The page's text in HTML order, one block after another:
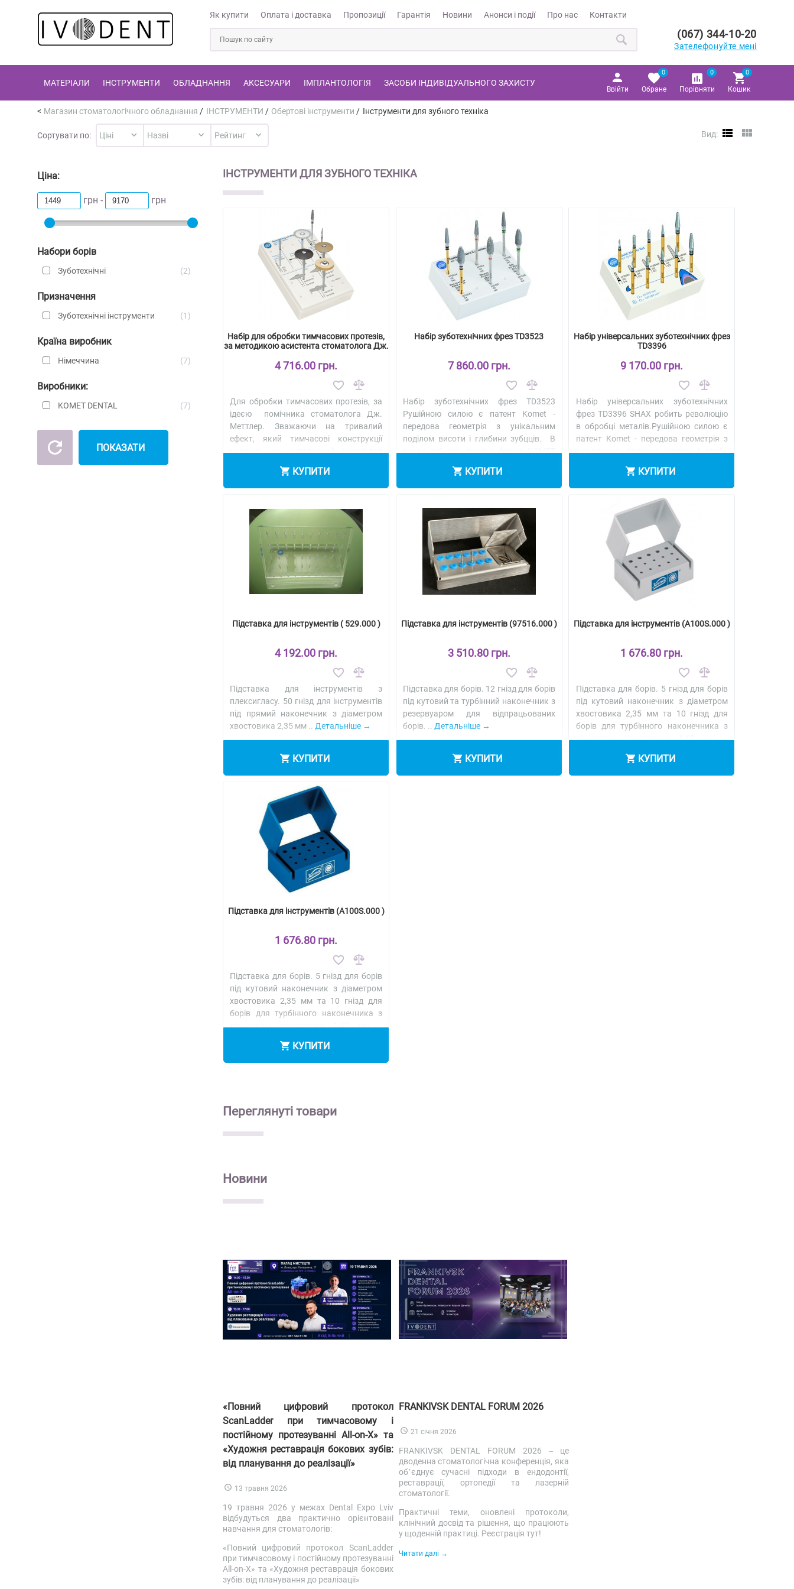
Як купити Оплата і доставка Пропозиції Гарантія Новини Анонси і події Про нас Контакти
(067) 344-10-20
Зателефонуйте мені
МАТЕРІАЛИ ІНСТРУМЕНТИ ОБЛАДНАННЯ АКСЕСУАРИ ІМПЛАНТОЛОГІЯ ЗАСОБИ ІНДИВІДУАЛЬНОГО ЗАХИСТУ
Ввійти Обране
0
Порівняти
0
Кошик
0
Магазин стоматологічного обладнання / ІНСТРУМЕНТИ / Обертові інструменти / Інструменти для зубного техніка
Сортувати по: Вид:
Ціна:
грн - грн
Набори борів
Зуботехнічні 2
Призначення
Зуботехнічні інструменти 1
Країна виробник
Німеччина 7
Виробники:
KOMET DENTAL 7
ПОКАЗАТИ
ІНСТРУМЕНТИ ДЛЯ ЗУБНОГО ТЕХНІКА
Набір для обробки тимчасових протезів,
за методикою асистента стоматолога Дж.
4 716.00 грн.
Для обробки тимчасових протезів, за
ідеєю помічника стоматолога Дж.
Меттлер. Зважаючи на тривалий
ефект, який тимчасові конструкції
надають на остаточний результат
КУПИТИ
Набір зуботехнічних фрез TD3523
7 860.00 грн.
Набір зуботехнічних фрез TD3523
Рушійною силою є патент Komet -
передова геометрія з унікальним
поділом висоти і глибини зубцців. В
руках зубного техніка фрези КОМЕТ
КУПИТИ
Набір універсальних зуботехнічних фрез
TD3396
9 170.00 грн.
Набір універсальних зуботехнічних
фрез TD3396 SHAX робить революцію
в обробці металів.Рушійною силою є
патент Komet - передова геометрія з
унікальним поділом висоти і глиб..
КУПИТИ
Підставка для інструментів ( 529.000 )
4 192.00 грн.
Підставка для інструментів з
плексигласу. 50 гнізд для інструментів
під прямий наконечник з діаметром
хвостовика 2,35 мм .. Детальніше
КУПИТИ
Підставка для інструментів (97516.000 )
3 510.80 грн.
Підставка для борів. 12 гнізд для борів
під кутовий та турбінний наконечник з
резервуаром для відпрацьованих
борів. .. Детальніше
КУПИТИ
Підставка для інструментів (A100S.000 )
1 676.80 грн.
Підставка для борів. 5 гнізд для борів
під кутовий наконечник з діаметром
хвостовика 2,35 мм та 10 гнізд для
борів для турбінного наконечника з
діаметром хвостовика 1,60 мм ..
КУПИТИ
Підставка для інструментів (A100S.000 )
1 676.80 грн.
Підставка для борів. 5 гнізд для борів
під кутовий наконечник з діаметром
хвостовика 2,35 мм та 10 гнізд для
борів для турбінного наконечника з
діаметром хвостовика 1,60 мм ..
КУПИТИ
Переглянуті товари
Новини
«Повний цифровий протокол
ScanLadder при тимчасовому і
постійному протезуванні All-on-X» та
«Художня реставрація бокових зубів:
від планування до реалізації»
13 травня 2026
19 травня 2026 у межах Dental Expo Lviv
відбудуться два практично орієнтовані
навчання для стоматологів:
«Повний цифровий протокол ScanLadder
при тимчасовому і постійному протезуванні
All-on-X» та «Художня реставрація бокових
зубів: від планування до реалізації»
FRANKIVSK DENTAL FORUM 2026
21 січня 2026
FRANKIVSK DENTAL FORUM 2026 – це
дводенна стоматологічна конференція, яка
об’єднує сучасні підходи в ендодонтії,
реставрації, ортопедії та лазерній
стоматології.
Практичні теми, оновлені протоколи,
клінічний досвід та рішення, що працюють
у щоденній практиці. Реєстрація тут!
Читати далі